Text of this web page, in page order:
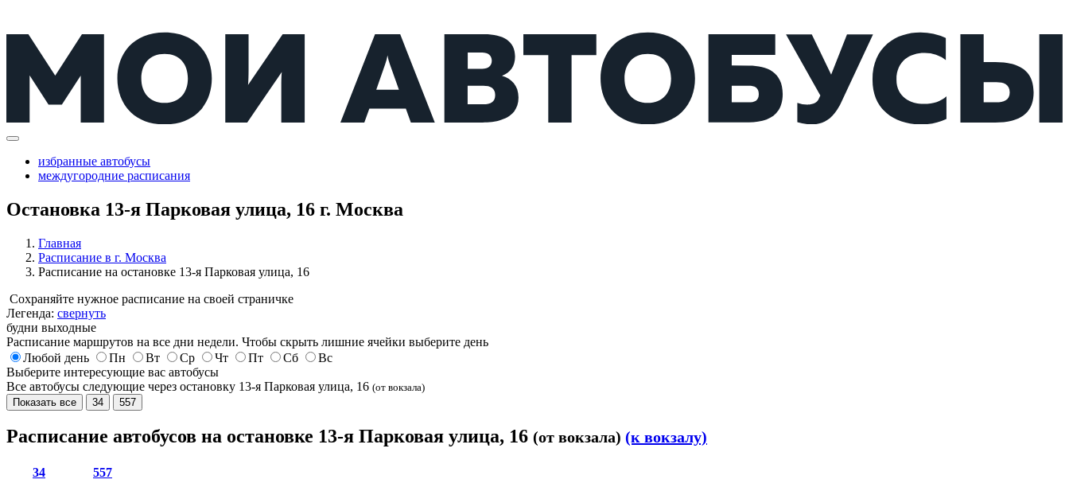
избранные автобусы
междугородние расписания
Остановка 13-я Парковая улица, 16 г. Москва
Главная
Расписание в г. Москва
Расписание на остановке 13-я Парковая улица, 16
Сохраняйте нужное расписание на своей страничке
Легенда: свернуть
будни выходные
Расписание маршрутов на все дни недели. Чтобы скрыть лишние ячейки выберите день
Любой день
Пн Вт Ср Чт Пт Сб
Вс
Выберите интересующие вас автобусы
Все автобусы следующие через остановку 13-я Парковая улица, 16 (от вокзала)
Показать все
34 557
Расписание автобусов на остановке 13-я Парковая улица, 16 (от вокзала) (к вокзалу)
34 557